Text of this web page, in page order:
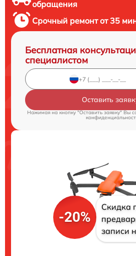
обращения
Срочный ремонт от 35
Бесплатная
специалистом
Оставить
Нажимая на кнопку "Оставить заявку" Вы
-20%
Скидка
записи